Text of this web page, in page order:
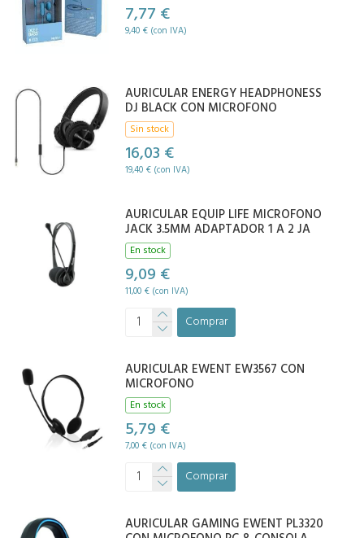
7,77 €
9,40 € (con IVA)
AURICULAR ENERGY HEADPHONESS
DJ BLACK CON MICROFONO
Sin stock
16,03 €
19,40 € (con IVA)
AURICULAR EQUIP LIFE MICROFONO
JACK 3.5MM ADAPTADOR 1 A 2 JA
En stock
9,09 €
11,00 € (con IVA)
Comprar
AURICULAR EWENT EW3567 CON
MICROFONO
En stock
5,79 €
7,00 € (con IVA)
Comprar
AURICULAR GAMING EWENT PL3320